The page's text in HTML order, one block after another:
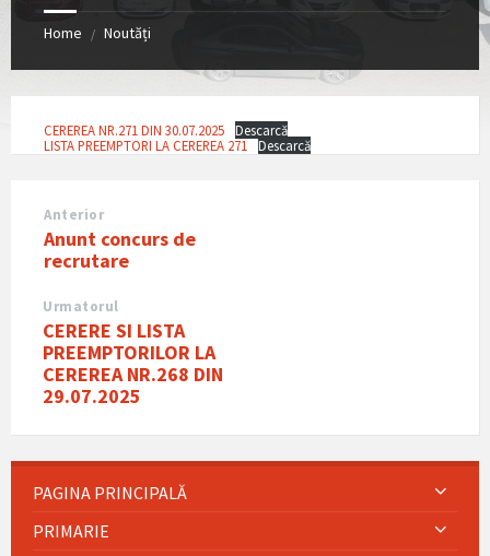
Home / Noutăți
CEREREA NR.271 DIN 30.07.2025
Descarcă
LISTA PREEMPTORI LA CEREREA 271
Descarcă
Anterior
Anunt concurs de
recrutare
Urmatorul
CERERE SI LISTA
PREEMPTORILOR LA
CEREREA NR.268 DIN
29.07.2025
PAGINA PRINCIPALĂ
PRIMARIE